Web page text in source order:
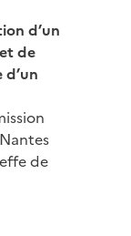
d’un
de
de